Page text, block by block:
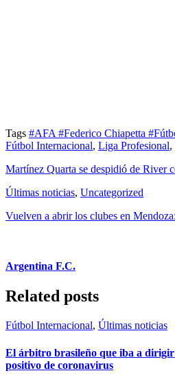
Tags #AFA #Federico Chiapetta
Fútbol Internacional, Liga Profesional,
Martínez Quarta se despidió de River
Últimas noticias, Uncategorized
Vuelven a abrir los clubes en
Argentina F.C.
Related posts
Fútbol Internacional, Últimas noticias
El árbitro brasileño que iba a
positivo de coronavirus